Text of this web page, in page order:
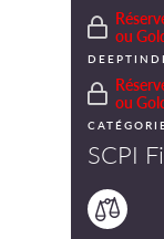
ou
ou
SCPI